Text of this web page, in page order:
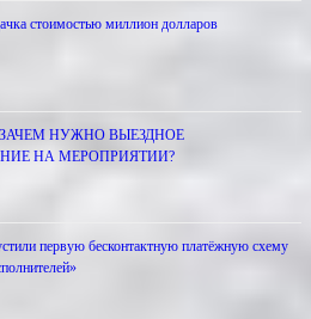
стоимостью миллион долларов
НУЖНО ВЫЕЗДНОЕ
НА МЕРОПРИЯТИИ?
первую бесконтактную платёжную схему